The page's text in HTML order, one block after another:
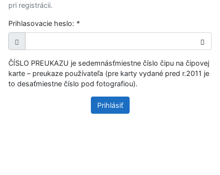
pri registrácii.
Prihlasovacie heslo: *
ČÍSLO PREUKAZU je sedemnásťmiestne číslo čipu na čipovej
karte – preukaze používateľa (pre karty vydané pred r.2011 je
to desaťmiestne číslo pod fotografiou).
Prihlásiť